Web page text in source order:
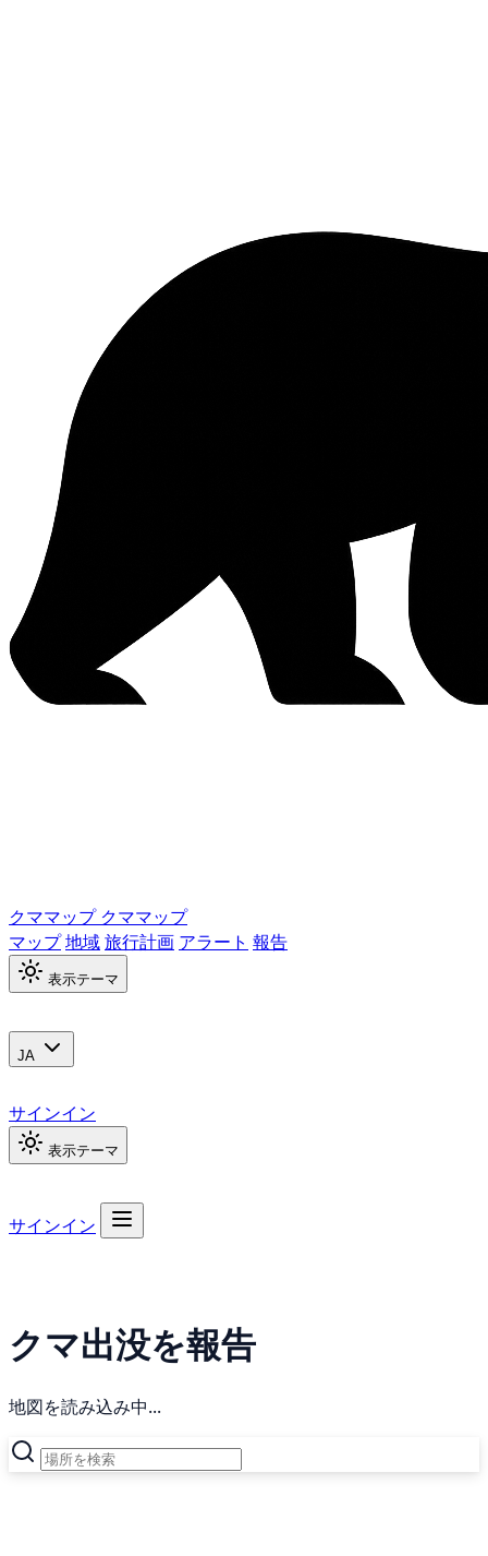
クママップ クママップ
マップ地域旅行計画 アラート 報告
表示テーマ
JA
サインイン
表示テーマ
サインイン
クマ出没を報告
地図を読み込み中...